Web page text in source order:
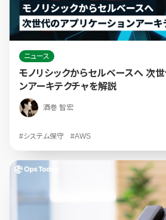
ニュース
モノリシックからセルベースへ 次
ンアーキテクチャを解説
酒巻 智宏
#システム保守 #AWS